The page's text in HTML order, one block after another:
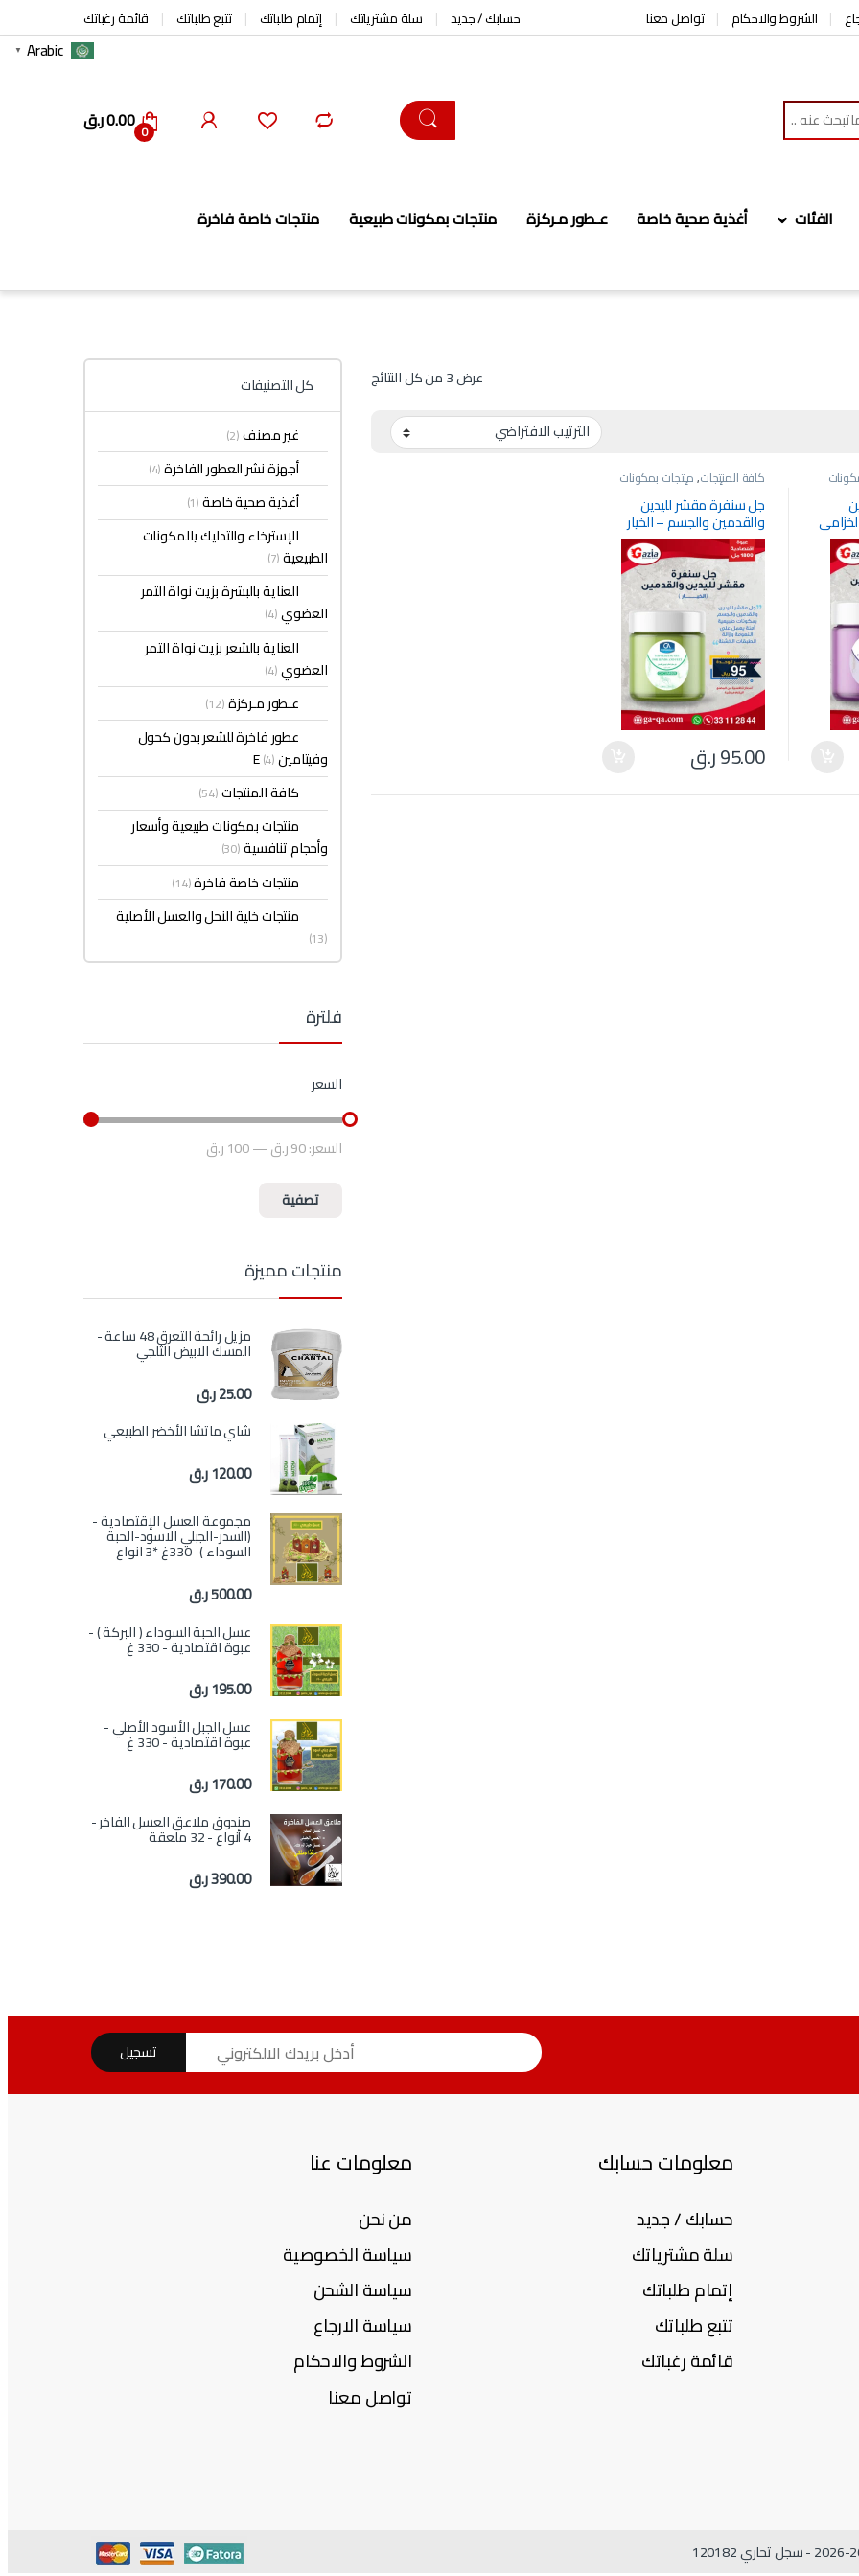
الشروط والاحكام تواصل معنا حسابك / جديد سلة مشترياتك إتمام طلباتك تتبع طلباتك قائمة رغباتك
0
0.00ر.ق
الفئات أغذية صحية خاصة عـطور مـركزة منتجات بمكونات طبيعية
منتجات خاصة فاخرة
عرض ⁦3⁩ من كل النتائج
كافة المنتجات,منتجات بمكونات
طبيعية وأسعار وأحجام تنافسية
جل سنفرة مقشر لليدين
والقدمين والجسم – الخيار
95.00ر.ق
كل التصنيفات
غير مصنف(2)
أجهزة نشر العطور الفاخرة(4)
أغذية صحية خاصة(1)
الإسترخاء والتدليك يالمكونات
الطبيعية(7)
العناية بالبشرة بزيت نواة التمر
العضوي(4)
العناية بالشعر بزيت نواة التمر
العضوي(4)
عـطور مـركزة(12)
عطور فاخرة للشعر بدون كحول
وفيتامين E(4)
كافة المنتجات(54)
منتجات بمكونات طبيعية وأسعار
وأحجام تنافسية(30)
منتجات خاصة فاخرة(14)
منتجات خلية النحل والعسل الأصلية
(13)
فلترة
السعر
أدنى سعر
أعلى سعر
تصفية
السعر:90 ر.ق —100 ر.ق
منتجات مميزة
مزيل رائحة التعرق 48 ساعة -
المسك الابيض الثلجي
25.00ر.ق
شاي ماتشا الأخضر الطبيعي
120.00ر.ق
مجموعة العسل الإقتصادية -
(السدر-الجبلي الاسود-الحبة
السوداء ) -330غ *3 انواع
500.00ر.ق
عسل الحبة السوداء ( البركة ) -
عبوة اقتصادية - 330 غ
195.00ر.ق
عسل الجبل الأسود الأصلي -
عبوة اقتصادية - 330 غ
170.00ر.ق
صندوق ملاعق العسل الفاخر -
4 أنواع - 32 ملعقة
390.00ر.ق
تسجيل
معلومات حسابك
حسابك / جديد
سلة مشترياتك
إتمام طلباتك
تتبع طلباتك
قائمة رغباتك
معلومات عنا
من نحن
سياسة الخصوصية
سياسة الشحن
سياسة الارجاع
الشروط والاحكام
تواصل معنا
Arabic
▼